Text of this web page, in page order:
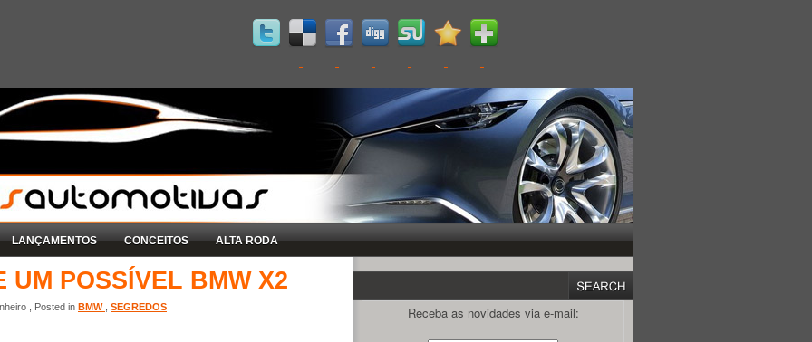
LANÇAMENTOS CONCEITOS ALTA RODA
UM POSSÍVEL BMW X2
, Posted in BMW SEGREDOS Receba as novidades via e-mail: